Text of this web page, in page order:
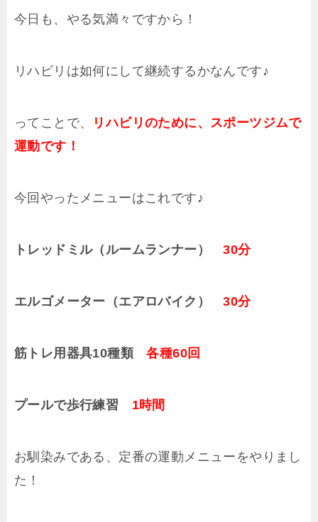
今日も、やる気満々ですから！
リハビリは如何にして継続するかなんです♪
ってことで、
リハビリのために、スポーツジムで
運動です！
今回やったメニューはこれです♪
トレッドミル（ルームランナー）30分
エルゴメーター（エアロバイク）30分
筋トレ用器具10種類各種60回
プールで歩行練習 1時間
お馴染みである、定番の運動メニューをやりまし
た！